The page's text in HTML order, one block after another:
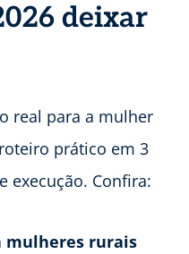
deixar
real para a mulher
prático em 3
execução. Confira:
mulheres rurais